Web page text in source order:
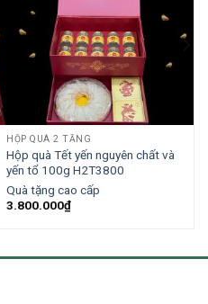
HỘP QUÀ 2 TẦNG
Hộp quà Tết yến nguyên chất và
yến tổ 100g H2T3800
Quà tặng cao cấp
3.800.000₫